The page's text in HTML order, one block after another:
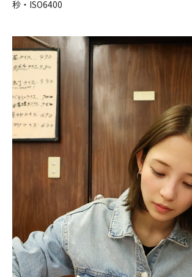
秒・ISO6400